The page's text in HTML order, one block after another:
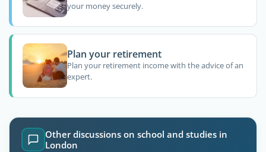
your money securely.
Plan your retirement
Plan your retirement income with the advice of an
expert.
Other discussions on school and studies in
London